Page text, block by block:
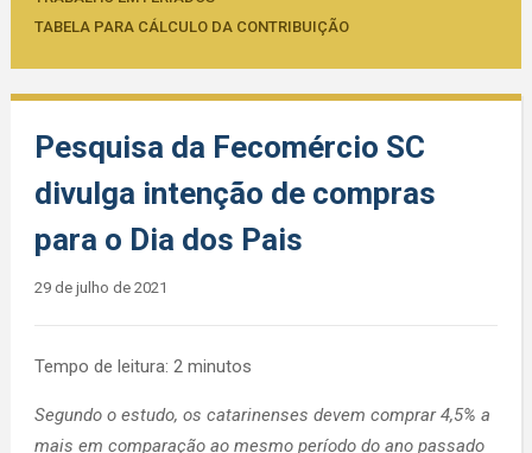
TABELA PARA CÁLCULO DA CONTRIBUIÇÃO
Pesquisa da Fecomércio SC
divulga intenção de compras
para o Dia dos Pais
29 de julho de 2021
Tempo de leitura: 2 minutos
Segundo o estudo, os catarinenses devem comprar 4,5% a
mais em comparação ao mesmo período do ano passado